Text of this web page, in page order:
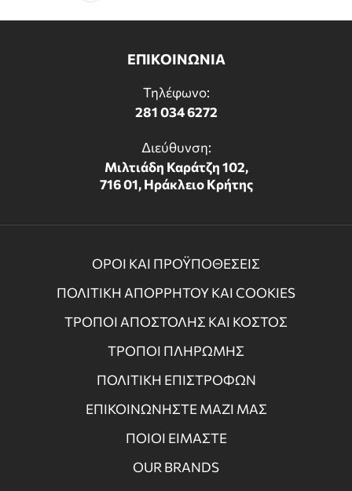
ΕΠΙΚΟΙΝΩΝΙΑ
Τηλέφωνο:
281 034 6272
Διεύθυνση:
Μιλτιάδη Καράτζη 102,
716 01, Ηράκλειο Κρήτης
ΟΡΟΙ ΚΑΙ ΠΡΟΫΠΟΘΕΣΕΙΣ
ΠΟΛΙΤΙΚΗ ΑΠΟΡΡΗΤΟΥ ΚΑΙ COOKIES
ΤΡΟΠΟΙ ΑΠΟΣΤΟΛΗΣ ΚΑΙ ΚΟΣΤΟΣ
ΤΡΟΠΟΙ ΠΛΗΡΩΜΗΣ
ΠΟΛΙΤΙΚΗ ΕΠΙΣΤΡΟΦΩΝ
ΕΠΙΚΟΙΝΩΝΗΣΤΕ ΜΑΖΙ ΜΑΣ
ΠΟΙΟΙ ΕΙΜΑΣΤΕ
OUR BRANDS